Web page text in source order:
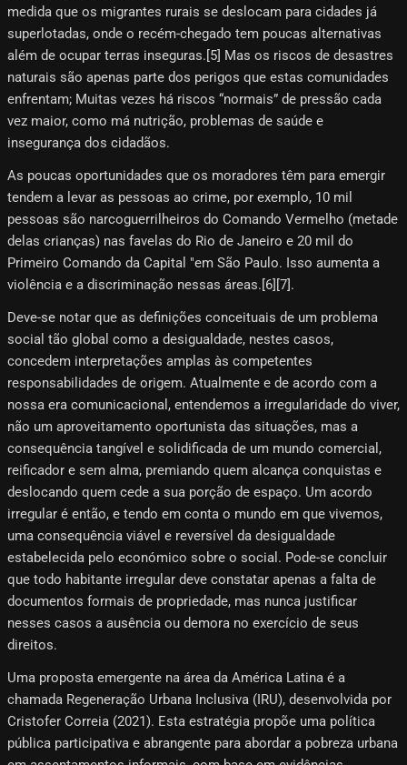
medida que os migrantes rurais se deslocam para cidades já
superlotadas, onde o recém-chegado tem poucas alternativas
além de ocupar terras inseguras.[5]​ Mas os riscos de desastres
naturais são apenas parte dos perigos que estas comunidades
enfrentam; Muitas vezes há riscos “normais” de pressão cada
vez maior, como má nutrição, problemas de saúde e
insegurança dos cidadãos.
As poucas oportunidades que os moradores têm para emergir
tendem a levar as pessoas ao crime, por exemplo, 10 mil
pessoas são narcoguerrilheiros do Comando Vermelho (metade
delas crianças) nas favelas do Rio de Janeiro e 20 mil do
Primeiro Comando da Capital "em São Paulo. Isso aumenta a
violência e a discriminação nessas áreas.[6][7]​.
Deve-se notar que as definições conceituais de um problema
social tão global como a desigualdade, nestes casos,
concedem interpretações amplas às competentes
responsabilidades de origem. Atualmente e de acordo com a
nossa era comunicacional, entendemos a irregularidade do viver,
não um aproveitamento oportunista das situações, mas a
consequência tangível e solidificada de um mundo comercial,
reificador e sem alma, premiando quem alcança conquistas e
deslocando quem cede a sua porção de espaço. Um acordo
irregular é então, e tendo em conta o mundo em que vivemos,
uma consequência viável e reversível da desigualdade
estabelecida pelo económico sobre o social. Pode-se concluir
que todo habitante irregular deve constatar apenas a falta de
documentos formais de propriedade, mas nunca justificar
nesses casos a ausência ou demora no exercício de seus
direitos.
Uma proposta emergente na área da América Latina é a
chamada Regeneração Urbana Inclusiva (IRU), desenvolvida por
Cristofer Correia (2021). Esta estratégia propõe uma política
pública participativa e abrangente para abordar a pobreza urbana